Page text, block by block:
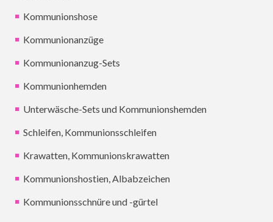
Kommunionshose
Kommunionanzüge
Kommunionanzug-Sets
Kommunionhemden
Unterwäsche-Sets und Kommunionshemden
Schleifen, Kommunionsschleifen
Krawatten, Kommunionskrawatten
Kommunionshostien, Albabzeichen
Kommunionsschnüre und -gürtel